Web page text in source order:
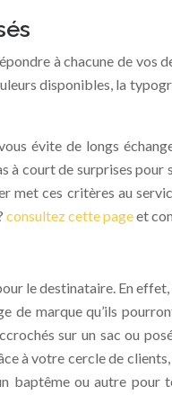
à chacune de
disponibles, la
évite de longs
à court de surprises
met ces critères au
consultez cette pageet
le destinataire. En
marque qu’ils
sur un sac ou
à votre cercle de
baptême ou autre